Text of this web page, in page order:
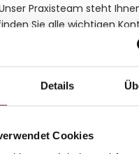
Details
Cookies
Praxisteam steht
Sie alle wichtigen
zu unserer Praxis.